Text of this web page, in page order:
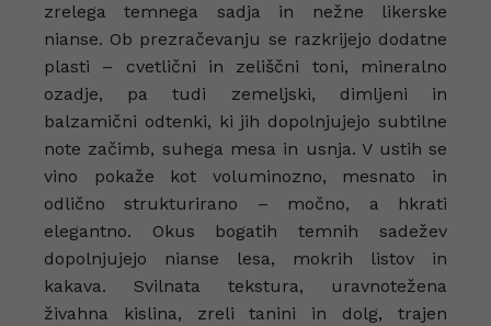
zrelega temnega sadja in nežne likerske
nianse. Ob prezračevanju se razkrijejo dodatne
plasti – cvetlični in zeliščni toni, mineralno
ozadje, pa tudi zemeljski, dimljeni in
balzamični odtenki, ki jih dopolnjujejo subtilne
note začimb, suhega mesa in usnja. V ustih se
vino pokaže kot voluminozno, mesnato in
odlično strukturirano – močno, a hkrati
elegantno. Okus bogatih temnih sadežev
dopolnjujejo nianse lesa, mokrih listov in
kakava. Svilnata tekstura, uravnotežena
živahna kislina, zreli tanini in dolg, trajen